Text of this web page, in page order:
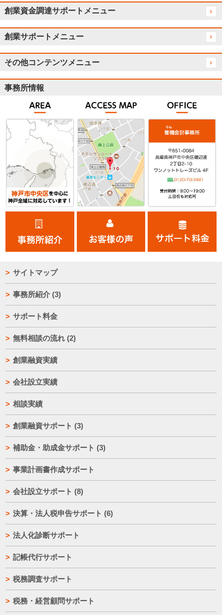
無料相談のご案内
創業資金調達サポートメニュー
創業サポートメニュー
その他コンテンツメニュー
事務所情報
サイトマップ
事務所紹介 (3)
サポート料金
無料相談の流れ (2)
創業融資実績
会社設立実績
相談実績
創業融資サポート (3)
補助金・助成金サポート (3)
事業計画書作成サポート
会社設立サポート (8)
決算・法人税申告サポート (6)
法人化診断サポート
記帳代行サポート
税務調査サポート
税務・経営顧問サポート